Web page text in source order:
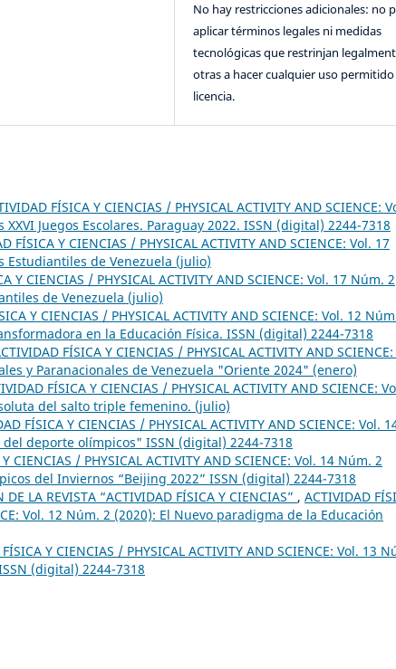
No hay restricciones adicionales: no
aplicar términos legales ni medidas
tecnológicas que restrinjan
otras a hacer cualquier uso
licencia.
FÍSICA Y CIENCIAS / PHYSICAL ACTIVITY AND SCIENCE:
Juegos Escolares. Paraguay 2022. ISSN (digital) 2244-7318
FÍSICA Y CIENCIAS / PHYSICAL ACTIVITY AND SCIENCE: Vol. 17
Estudiantiles de Venezuela (julio)
Y CIENCIAS / PHYSICAL ACTIVITY AND SCIENCE: Vol. 17 Núm. 2
de Venezuela (julio)
Y CIENCIAS / PHYSICAL ACTIVITY AND SCIENCE: Vol. 12
en la Educación Física. ISSN (digital) 2244-7318
FÍSICA Y CIENCIAS / PHYSICAL ACTIVITY AND
y Paranacionales de Venezuela "Oriente 2024" (enero)
FÍSICA Y CIENCIAS / PHYSICAL ACTIVITY AND SCIENCE:
del salto triple femenino. (julio)
FÍSICA Y CIENCIAS / PHYSICAL ACTIVITY AND SCIENCE: Vol.
deporte olímpicos" ISSN (digital) 2244-7318
CIENCIAS / PHYSICAL ACTIVITY AND SCIENCE: Vol. 14 Núm. 2
del Inviernos “Beijing 2022” ISSN (digital) 2244-7318
LA REVISTA “ACTIVIDAD FÍSICA Y CIENCIAS” , ACTIVIDAD
Vol. 12 Núm. 2 (2020): El Nuevo paradigma de la Educación
Y CIENCIAS / PHYSICAL ACTIVITY AND SCIENCE: Vol. 13
(digital) 2244-7318